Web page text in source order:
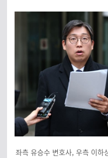
좌측 유승수 변호사, 우측 이